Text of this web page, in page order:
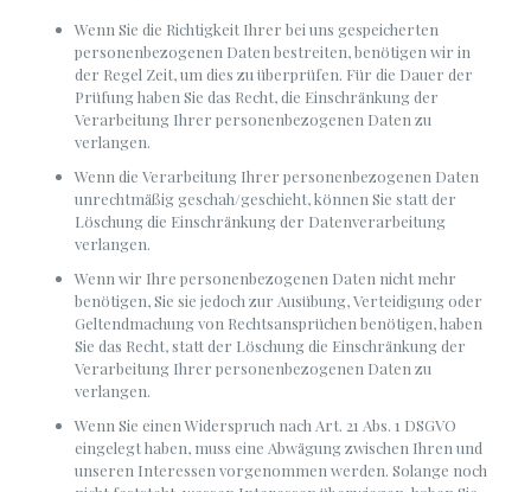
Wenn Sie die Richtigkeit Ihrer bei uns gespeicherten
personenbezogenen Daten bestreiten, benötigen wir in
der Regel Zeit, um dies zu überprüfen. Für die Dauer der
Prüfung haben Sie das Recht, die Einschränkung der
Verarbeitung Ihrer personenbezogenen Daten zu
verlangen.
Wenn die Verarbeitung Ihrer personenbezogenen Daten
unrechtmäßig geschah/geschieht, können Sie statt der
Löschung die Einschränkung der Datenverarbeitung
verlangen.
Wenn wir Ihre personenbezogenen Daten nicht mehr
benötigen, Sie sie jedoch zur Ausübung, Verteidigung oder
Geltendmachung von Rechtsansprüchen benötigen, haben
Sie das Recht, statt der Löschung die Einschränkung der
Verarbeitung Ihrer personenbezogenen Daten zu
verlangen.
Wenn Sie einen Widerspruch nach Art. 21 Abs. 1 DSGVO
eingelegt haben, muss eine Abwägung zwischen Ihren und
unseren Interessen vorgenommen werden. Solange noch